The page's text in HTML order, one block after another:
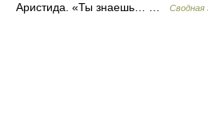
Аристида. «Ты знаешь… …
Сводная